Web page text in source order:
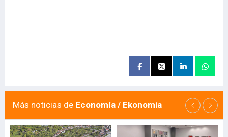
Más noticias de Economía / Ekonomia